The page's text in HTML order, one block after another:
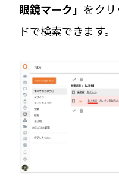
眼鏡マーク」 をク
ドで検索できます。